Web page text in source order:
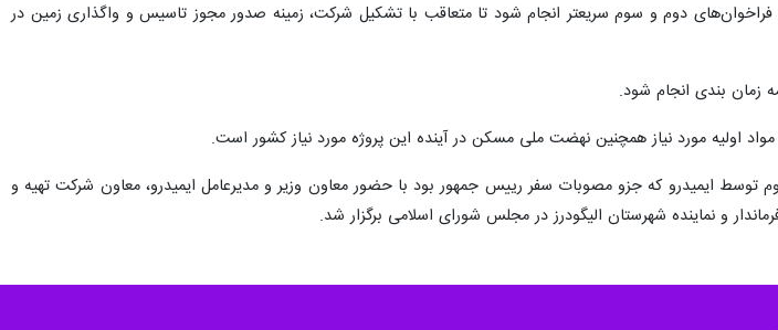
فراخوان‌های دوم و سوم سریعتر انجام شود تا متعاقب با تشکیل شرکت، زمینه صدور مجوز تاسیس و واگذاری زمین در
زمان بندی انجام شود.
مواد اولیه‌ مورد نیاز همچنین نهضت ملی مسکن در آینده این پروژه مورد نیاز کشور است.
توسط ایمیدرو که جزو مصوبات سفر رییس جمهور بود با حضور معاون وزیر و مدیرعامل ایمیدرو، معاون شرکت تهیه و
و نماینده شهرستان الیگودرز در مجلس شورای اسلامی برگزار شد.